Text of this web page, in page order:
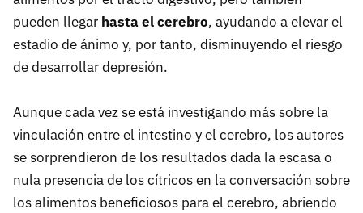
pueden llegar hasta el cerebro, ayudando a elevar el
estadio de ánimo y, por tanto, disminuyendo el riesgo
de desarrollar depresión.
Aunque cada vez se está investigando más sobre la
vinculación entre el intestino y el cerebro, los autores
se sorprendieron de los resultados dada la escasa o
nula presencia de los cítricos en la conversación sobre
los alimentos beneficiosos para el cerebro, abriendo